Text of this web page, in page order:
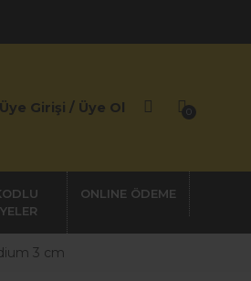
Üye Girişi / Üye Ol 0
3 cm